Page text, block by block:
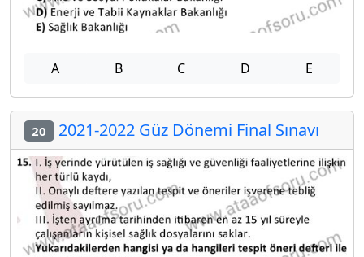
A B C D E
20 2021-2022 Güz Dönemi Final Sınavı